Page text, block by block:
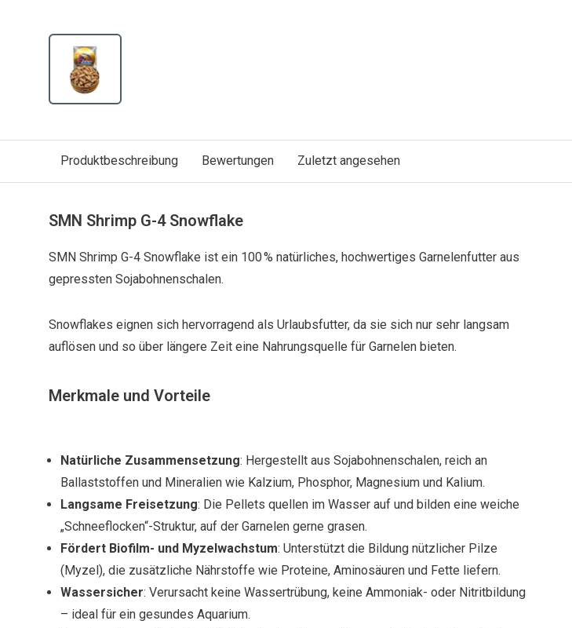
Produktbeschreibung Bewertungen Zuletzt angesehen
SMN Shrimp G-4 Snowflake
SMN Shrimp G-4 Snowflake ist ein 100 % natürliches, hochwertiges Garnelenfutter aus
gepressten Sojabohnenschalen.
Snowflakes eignen sich hervorragend als Urlaubsfutter, da sie sich nur sehr langsam
auflösen und so über längere Zeit eine Nahrungsquelle für Garnelen bieten.
Merkmale und Vorteile
Natürliche Zusammensetzung: Hergestellt aus Sojabohnenschalen, reich an
Ballaststoffen und Mineralien wie Kalzium, Phosphor, Magnesium und Kalium.
Langsame Freisetzung: Die Pellets quellen im Wasser auf und bilden eine weiche
„Schneeflocken“-Struktur, auf der Garnelen gerne grasen.
Fördert Biofilm- und Myzelwachstum: Unterstützt die Bildung nützlicher Pilze
(Myzel), die zusätzliche Nährstoffe wie Proteine, Aminosäuren und Fette liefern.
Wassersicher: Verursacht keine Wassertrübung, keine Ammoniak- oder Nitritbildung
– ideal für ein gesundes Aquarium.